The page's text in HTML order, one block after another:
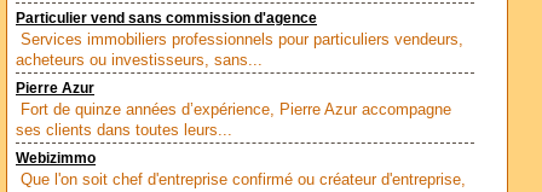
Particulier vend sans commission d'agence
Services immobiliers professionnels pour particuliers vendeurs,
acheteurs ou investisseurs, sans...
Pierre Azur
Fort de quinze années d’expérience, Pierre Azur accompagne
ses clients dans toutes leurs...
Webizimmo
Que l'on soit chef d'entreprise confirmé ou créateur d'entreprise,